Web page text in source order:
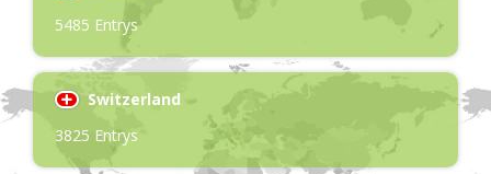
5485 Entrys
Switzerland
3825 Entrys